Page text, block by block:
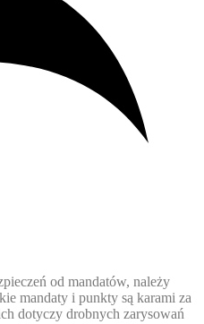
od mandatów, należy
mandaty i punkty są karami za
dotyczy drobnych zarysowań